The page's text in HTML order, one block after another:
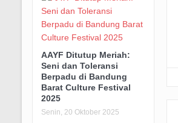
AAYF Ditutup Meriah:
Seni dan Toleransi
Berpadu di Bandung
Barat Culture Festival
2025
Senin, 20 Oktober 2025